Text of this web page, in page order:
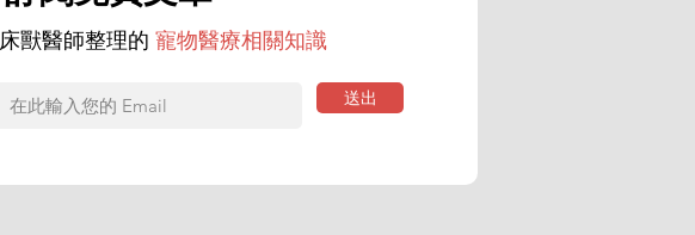
獸醫師整理的 寵物醫療相關知識
送出